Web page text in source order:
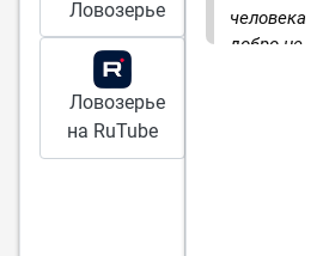
Ловозерье
Ловозерье
на RuTube
человека
добро не